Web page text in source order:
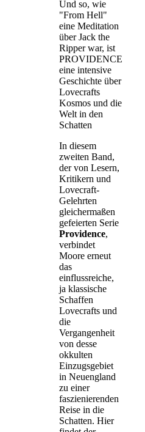
Und so, wie
"From Hell"
eine Meditation
über Jack the
Ripper war, ist
PROVIDENCE
eine intensive
Geschichte über
Lovecrafts
Kosmos und die
Welt in den
Schatten
In diesem
zweiten Band,
der von Lesern,
Kritikern und
Lovecraft-
Gelehrten
gleichermaßen
gefeierten Serie
Providence,
verbindet
Moore erneut
das
einflussreiche,
ja klassische
Schaffen
Lovecrafts und
die
Vergangenheit
von desse
okkulten
Einzugsgebiet
in Neuengland
zu einer
faszienierenden
Reise in die
Schatten. Hier